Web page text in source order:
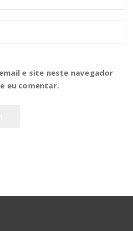
e site neste navegador
eu comentar.